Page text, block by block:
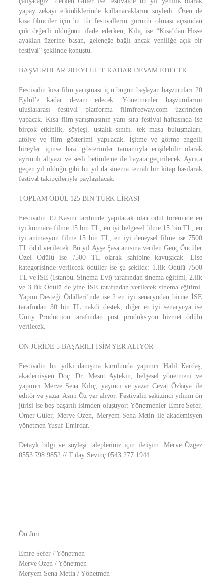
yapay zekayı etkinliklerinde kullanacaklarını söyledi. Özen de
kısa filmciler için bu tür festivallerin görünür olması açısından
çok değerli olduğunu ifade ederken, Kılıç ise “Kısa’dan Hisse
ayakları üzerine basan, geleneğe bağlı ancak yeniliğe açık bir
festival” şeklinde konuştu.
BAŞVURULAR 20 EYLÜL’E KADAR DEVAM EDECEK
Festivalin kısa film yarışması için bugün başlayan başvuruları 20
Eylül’e kadar devam edecek. Yönetmenler başvurularını
uluslararası festival platformu filmfreeway.com üzerinden
yapacak. Kısa film yarışmasının yanı sıra festival haftasında ise
birçok etkinlik, söyleşi, ustalık sınıfı, tek masa buluşmaları,
atölye ve film gösterimi yapılacak. İşitme ve görme engelli
bireyler içinse bazı gösterimler tamamıyla erişilebilir olarak
ayrıntılı altyazı ve sesli betimleme ile hayata geçirilecek. Ayrıca
geçen yıl olduğu gibi bu yıl da sinema temalı bir kitap basılarak
festival takipçileriyle paylaşılacak.
TOPLAM ÖDÜL 125 BİN TÜRK LİRASI
Festivalin 19 Kasım tarihinde yapılacak olan ödül töreninde en
iyi kurmaca filme 15 bin TL, en iyi belgesel filme 15 bin TL, en
iyi animasyon filme 15 bin TL, en iyi deneysel filme ise 7500
TL ödül verilecek. Bu yıl Ayşe Şasa anısına verilen Genç Öncüler
Özel Ödülü ise 7500 TL olarak sahibine kavuşacak. Lise
kategorisinde verilecek ödüller ise şu şekilde: 1.lik Ödülü 7500
TL ve İSE (İstanbul Sinema Evi) tarafından sinema eğitimi, 2.lik
ve 3.lük Ödülü de yine İSE tarafından verilecek sinema eğitimi.
Yapım Desteği Ödülleri’nde ise 2 en iyi senaryodan birine İSE
tarafından 30 bin TL nakdi destek, diğer en iyi senaryoya ise
Unity Production tarafından post prodüksiyon hizmet ödülü
verilecek.
ÖN JÜRİDE 5 BAŞARILI İSİM YER ALIYOR
Festivalin bu yılki danışma kurulunda yapımcı Halil Kardaş,
akademisyen Doç. Dr. Mesut Aytekin, belgesel yönetmeni ve
yapımcı Merve Sena Kılıç, yayıncı ve yazar Cevat Özkaya ile
editör ve yazar Asım Öz yer alıyor. Festivalin sekizinci yılının ön
jürisi ise beş başarılı isimden oluşuyor: Yönetmenler Emre Sefer,
Ömer Güler, Merve Özen, Meryem Sena Metin ile akademisyen
yönetmen Yusuf Emirdar.
Detaylı bilgi ve söyleşi talepleriniz için iletişim: Merve Özgez
0553 798 9852 // Tülay Sevinç 0543 277 1944
Ön Jüri
Emre Sefer / Yönetmen
Merve Özen / Yönetmen
Meryem Sena Metin / Yönetmen